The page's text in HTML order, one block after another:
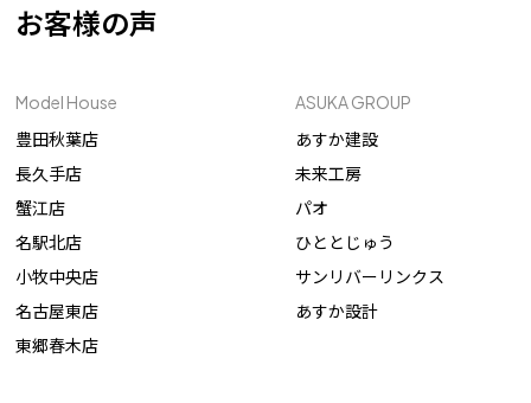
お客様の声
Model House
豊田秋葉店
長久手店
蟹江店
名駅北店
小牧中央店
名古屋東店
東郷春木店
ASUKA GROUP
あすか建設
未来工房
パオ
ひととじゅう
サンリバーリンクス
あすか設計